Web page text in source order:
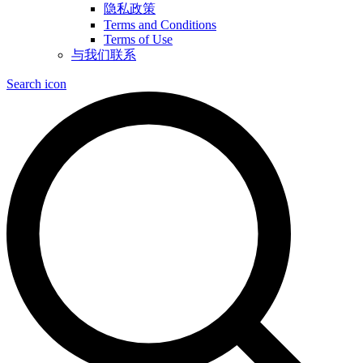
隐私政策
Terms and Conditions
Terms of Use
与我们联系
Search icon